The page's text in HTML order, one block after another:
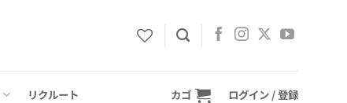
リクルート カゴ ログイン / 登録